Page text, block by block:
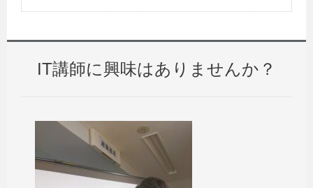
IT講師に興味はありませんか？